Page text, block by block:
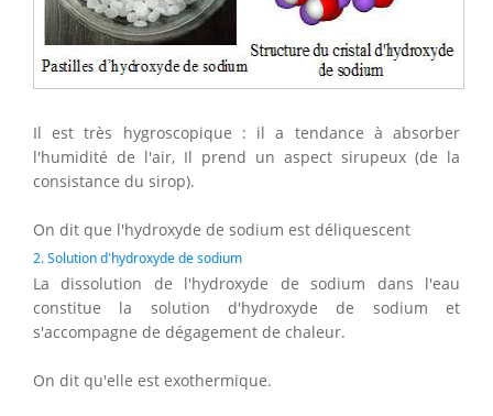
Il est très hygroscopique : il a tendance à absorber
l'humidité de l'air, Il prend un aspect sirupeux (de la
consistance du sirop).
On dit que l'hydroxyde de sodium est déliquescent
2. Solution d'hydroxyde de sodium
La dissolution de l'hydroxyde de sodium dans l'eau
constitue la solution d'hydroxyde de sodium et
s'accompagne de dégagement de chaleur.
On dit qu'elle est exothermique.